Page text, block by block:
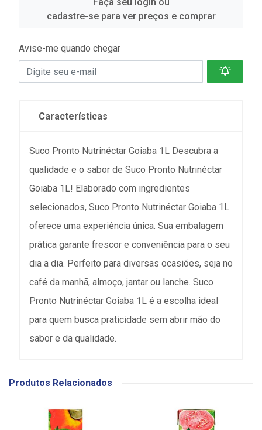
cadastre-se para ver preços e comprar
Avise-me quando chegar
Características
Suco Pronto Nutrinéctar Goiaba 1L Descubra a
qualidade e o sabor de Suco Pronto Nutrinéctar
Goiaba 1L! Elaborado com ingredientes
selecionados, Suco Pronto Nutrinéctar Goiaba 1L
oferece uma experiência única. Sua embalagem
prática garante frescor e conveniência para o seu
dia a dia. Perfeito para diversas ocasiões, seja no
café da manhã, almoço, jantar ou lanche. Suco
Pronto Nutrinéctar Goiaba 1L é a escolha ideal
para quem busca praticidade sem abrir mão do
sabor e da qualidade.
Produtos Relacionados